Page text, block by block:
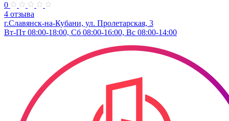
0
4 отзыва
г.Славянск-на-Кубани, ул. Пролетарская, 3
Вт-Пт 08:00-18:00, Сб 08:00-16:00, Вс 08:00-14:00